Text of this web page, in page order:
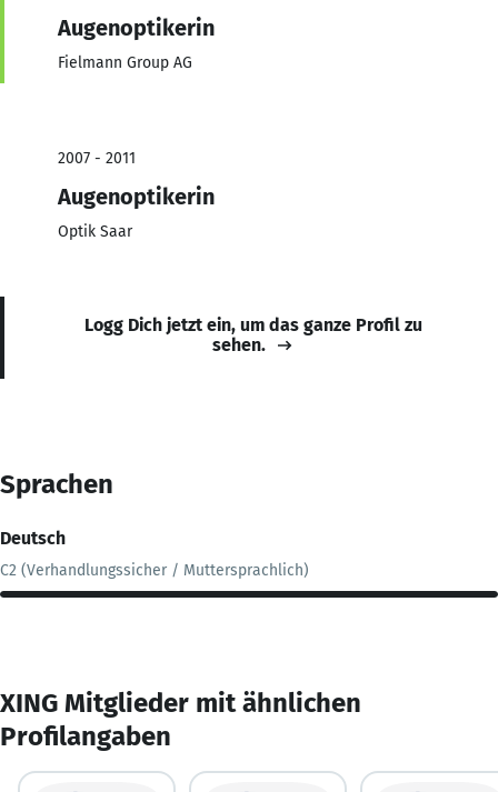
Augenoptikerin
Fielmann Group AG
2007 - 2011
Augenoptikerin
Optik Saar
Logg Dich jetzt ein, um das ganze Profil zu
sehen.
Sprachen
Deutsch
C2 (Verhandlungssicher / Muttersprachlich)
XING Mitglieder mit ähnlichen
Profilangaben